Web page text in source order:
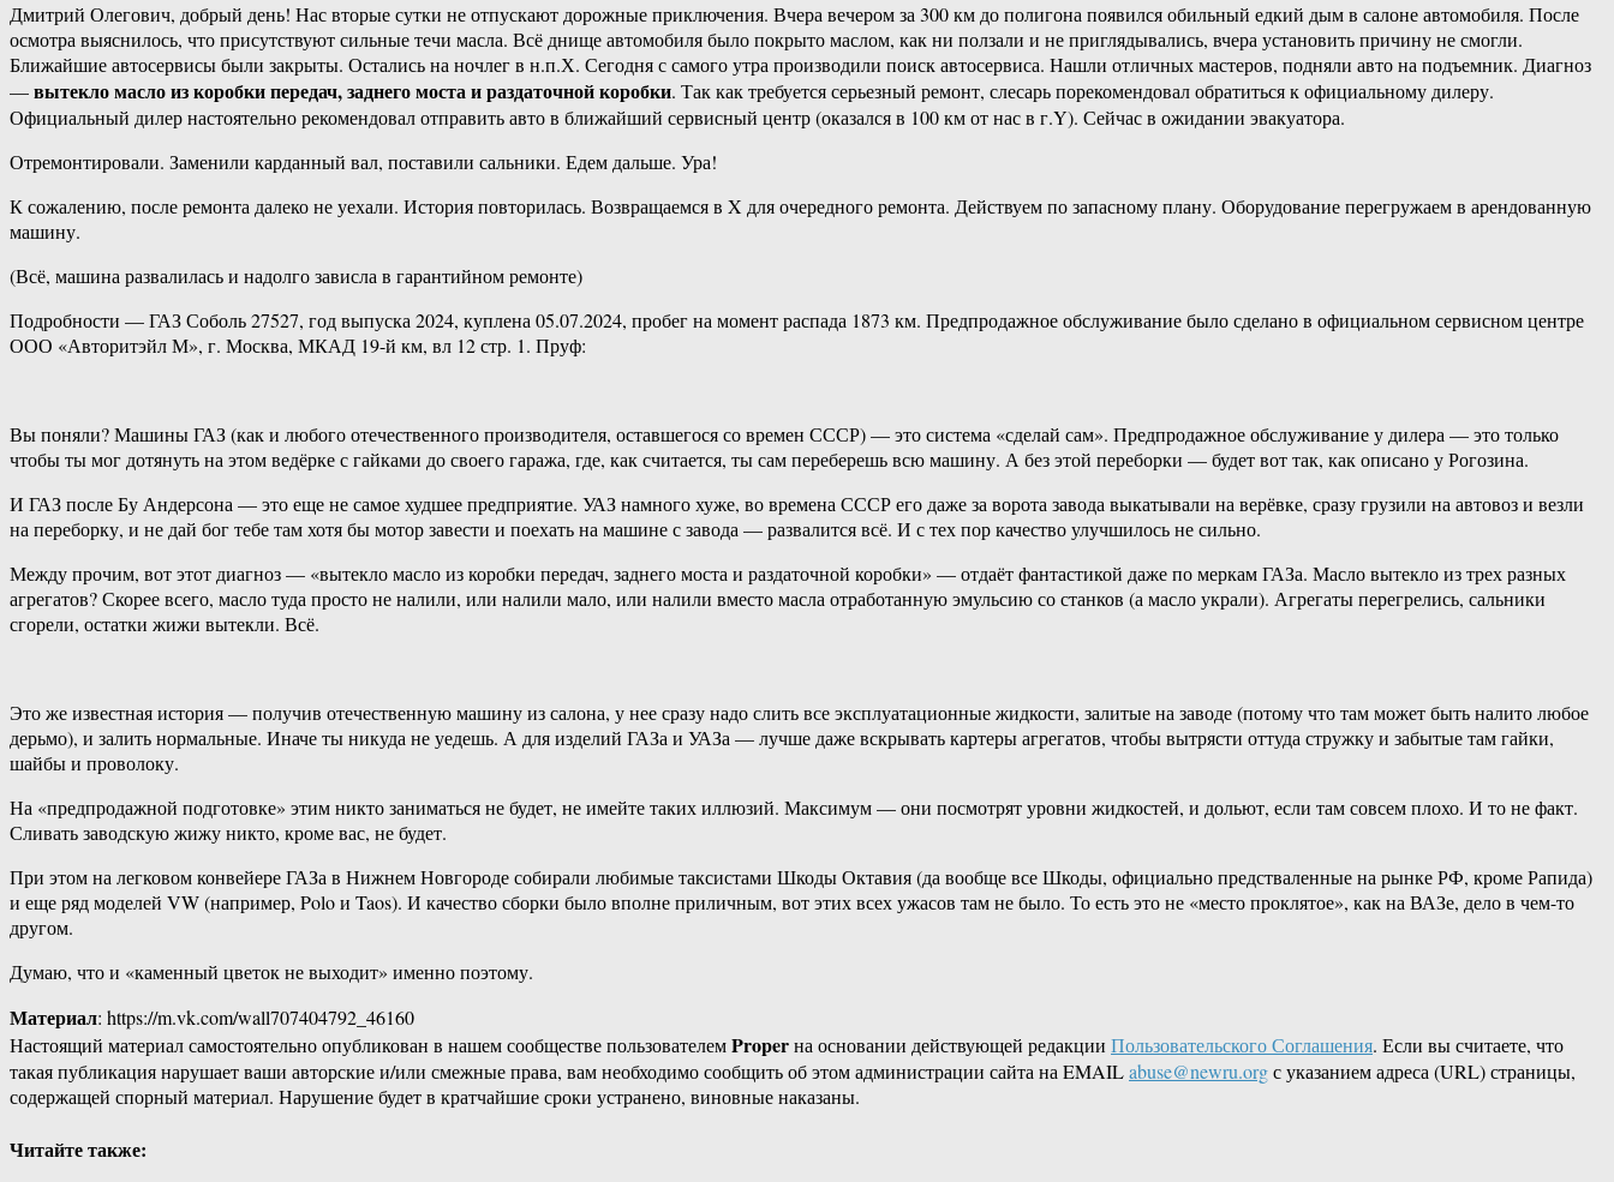
Дмитрий Олегович, добрый день! Нас вторые сутки не отпускают дорожные приключения. Вчера вечером за 300 км до полигона появился обильный едкий дым в салоне автомобиля. После
осмотра выяснилось, что присутствуют сильные течи масла. Всё днище автомобиля было покрыто маслом, как ни ползали и не приглядывались, вчера установить причину не смогли.
Ближайшие автосервисы были закрыты. Остались на ночлег в н.п.Х. Сегодня с самого утра производили поиск автосервиса. Нашли отличных мастеров, подняли авто на подъемник. Диагноз
—вытекло масло из коробки передач, заднего моста и раздаточной коробки. Так как требуется серьезный ремонт, слесарь порекомендовал обратиться к официальному дилеру.
Официальный дилер настоятельно рекомендовал отправить авто в ближайший сервисный центр (оказался в 100 км от нас в г.Y). Сейчас в ожидании эвакуатора.
Отремонтировали. Заменили карданный вал, поставили сальники. Едем дальше. Ура!
К сожалению, после ремонта далеко не уехали. История повторилась. Возвращаемся в X для очередного ремонта. Действуем по запасному плану. Оборудование перегружаем в арендованную
машину.
(Всё, машина развалилась и надолго зависла в гарантийном ремонте)
Подробности — ГАЗ Соболь 27527, год выпуска 2024, куплена 05.07.2024, пробег на момент распада 1873 км. Предпродажное обслуживание было сделано в официальном сервисном центре
ООО «Авторитэйл М», г. Москва, МКАД 19-й км, вл 12 стр. 1. Пруф:
Вы поняли? Машины ГАЗ (как и любого отечественного производителя, оставшегося со времен СССР) — это система «сделай сам». Предпродажное обслуживание у дилера — это только
чтобы ты мог дотянуть на этом ведёрке с гайками до своего гаража, где, как считается, ты сам переберешь всю машину. А без этой переборки — будет вот так, как описано у Рогозина.
И ГАЗ после Бу Андерсона — это еще не самое худшее предприятие. УАЗ намного хуже, во времена СССР его даже за ворота завода выкатывали на верёвке, сразу грузили на автовоз и везли
на переборку, и не дай бог тебе там хотя бы мотор завести и поехать на машине с завода — развалится всё. И с тех пор качество улучшилось не сильно.
Между прочим, вот этот диагноз — «вытекло масло из коробки передач, заднего моста и раздаточной коробки» — отдаёт фантастикой даже по меркам ГАЗа. Масло вытекло из трех разных
агрегатов? Скорее всего, масло туда просто не налили, или налили мало, или налили вместо масла отработанную эмульсию со станков (а масло украли). Агрегаты перегрелись, сальники
сгорели, остатки жижи вытекли. Всё.
Это же известная история — получив отечественную машину из салона, у нее сразу надо слить все эксплуатационные жидкости, залитые на заводе (потому что там может быть налито любое
дерьмо), и залить нормальные. Иначе ты никуда не уедешь. А для изделий ГАЗа и УАЗа — лучше даже вскрывать картеры агрегатов, чтобы вытрясти оттуда стружку и забытые там гайки,
шайбы и проволоку.
На «предпродажной подготовке» этим никто заниматься не будет, не имейте таких иллюзий. Максимум — они посмотрят уровни жидкостей, и дольют, если там совсем плохо. И то не факт.
Сливать заводскую жижу никто, кроме вас, не будет.
При этом на легковом конвейере ГАЗа в Нижнем Новгороде собирали любимые таксистами Шкоды Октавия (да вообще все Шкоды, официально предстваленные на рынке РФ, кроме Рапида)
и еще ряд моделей VW (например, Polo и Taos). И качество сборки было вполне приличным, вот этих всех ужасов там не было. То есть это не «место проклятое», как на ВАЗе, дело в чем-то
другом.
Думаю, что и «каменный цветок не выходит» именно поэтому.
Материал: https://m.vk.com/wall707404792_46160
Настоящий материал самостоятельно опубликован в нашем сообществе пользователемProperна основании действующей редакции Пользовательского Соглашения. Если вы считаете, что
такая публикация нарушает ваши авторские и/или смежные права, вам необходимо сообщить об этом администрации сайта на EMAILabuse@newru.orgс указанием адреса (URL) страницы,
содержащей спорный материал. Нарушение будет в кратчайшие сроки устранено, виновные наказаны.
Читайте также: